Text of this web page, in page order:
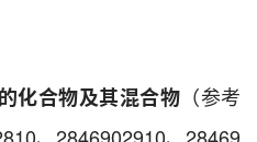
化合物及其混合物 （参考
、2846902910、28469